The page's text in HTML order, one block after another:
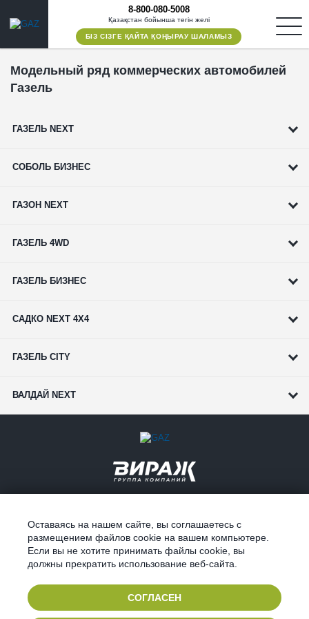
БІЗ СІЗГЕ ҚАЙТА ҚОҢЫРАУ ШАЛАМЫЗ
8-800-080-5008
Қазақстан бойынша тегін желі
Модельный ряд коммерческих автомобилей
Газель
ГАЗЕЛЬ NEXT
СОБОЛЬ БИЗНЕС
ГАЗОН NEXT
ГАЗЕЛЬ 4WD
ГАЗЕЛЬ БИЗНЕС
САДКО NEXT 4Х4
ГАЗЕЛЬ CITY
ВАЛДАЙ NEXT
ҚЫЗМЕТ
БӨЛШЕКТЕР СҰРАҚ ҚОЮ
КОНФЕДЕНЦИАЛДЫҚ
2019 ©
Продвижение инстаграм Алматыкомпания 4like.kz
Оставаясь на нашем сайте, вы соглашаетесь с
размещением файлов cookie на вашем компьютере.
Если вы не хотите принимать файлы cookie, вы
должны прекратить использование веб-сайта.
СОГЛАСЕН